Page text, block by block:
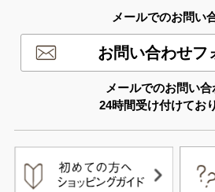
メールでのお問い
お問い合わせフ
メールでのお問い
24時間受け付けてお